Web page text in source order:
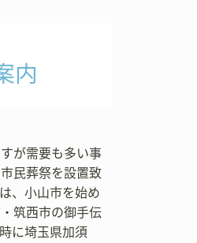
内
が需要も多い事
民葬祭を設置致
、小山市を始め
筑西市の御手伝
に埼玉県加須